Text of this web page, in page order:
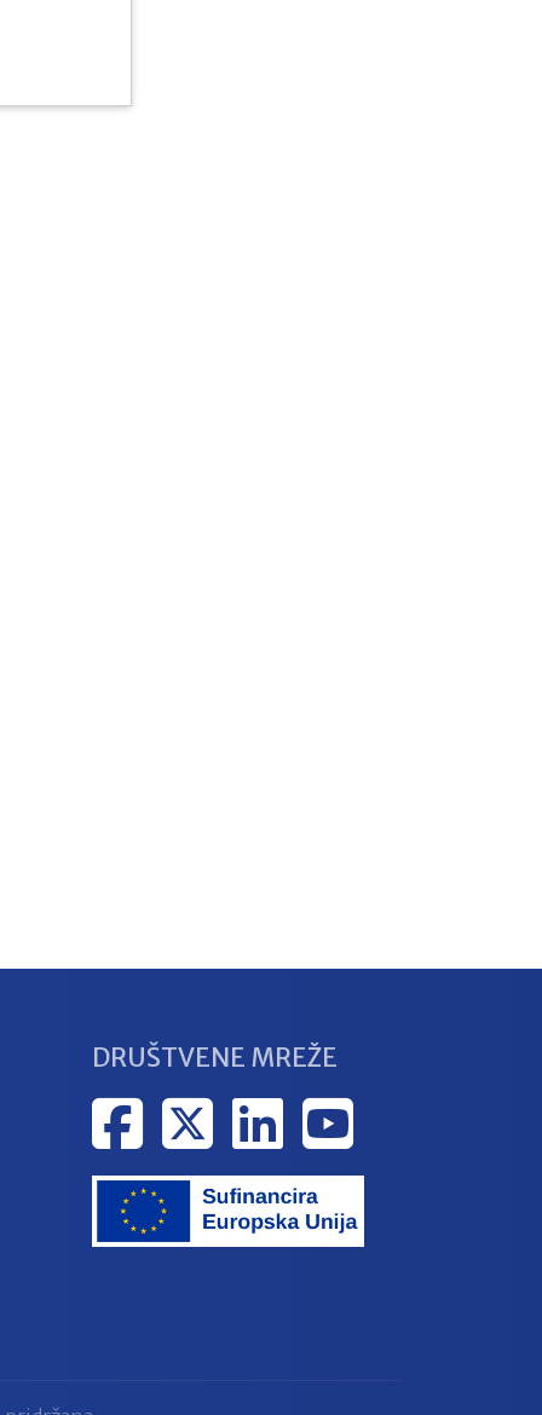
DRUŠTVENE MREŽE